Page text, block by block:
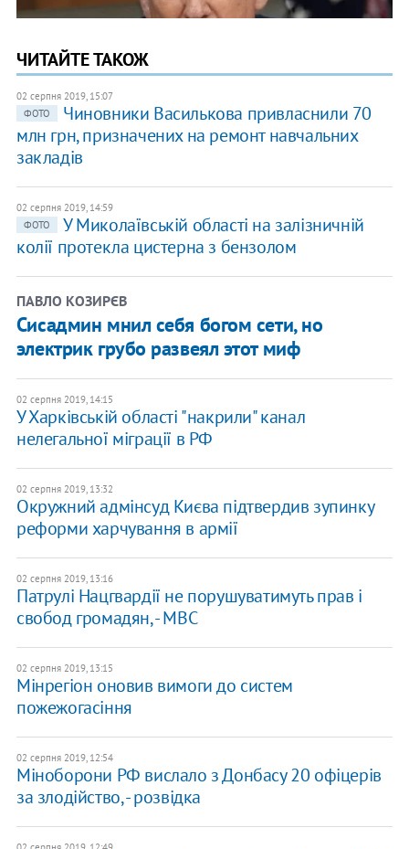
ЧИТАЙТЕ ТАКОЖ
02 серпня 2019, 15:07
ФОТО
Чиновники Василькова привласнили 70
млн грн, призначених на ремонт навчальних
закладів
02 серпня 2019, 14:59
ФОТО
У Миколаївській області на залізничній
колії протекла цистерна з бензолом
ПАВЛО КОЗИРЄВ
Сисадмин мнил себя богом сети, но
электрик грубо развеял этот миф
02 серпня 2019, 14:15
У Харківській області "накрили" канал
нелегальної міграції в РФ
02 серпня 2019, 13:32
Окружний адмінсуд Києва підтвердив зупинку
реформи харчування в армії
02 серпня 2019, 13:16
Патрулі Нацгвардії не порушуватимуть прав і
свобод громадян, - МВС
02 серпня 2019, 13:15
Мінрегіон оновив вимоги до систем
пожежогасіння
02 серпня 2019, 12:54
Міноборони РФ вислало з Донбасу 20 офіцерів
за злодійство, - розвідка